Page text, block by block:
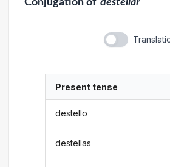
Conjugationof destellar
Present tense
destello
destellas